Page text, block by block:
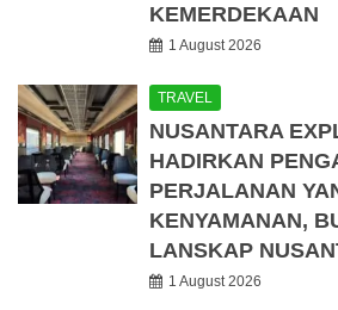
KEMERDEKAAN
1 August 2026
TRAVEL
NUSANTARA
HADIRKAN
PERJALANAN
KENYAMANAN,
LANSKAP
1 August 2026